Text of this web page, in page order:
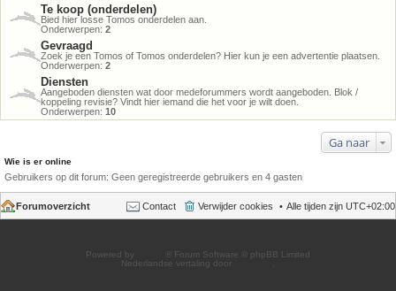
Te koop (onderdelen)
Bied hier losse Tomos onderdelen aan.
Onderwerpen: 2
Gevraagd
Zoek je een Tomos of Tomos onderdelen? Hier kun je een advertentie plaatsen.
Onderwerpen: 2
Diensten
Aangeboden diensten wat door medeforummers wordt aangeboden. Blok /
koppeling revisie? Vindt hier iemand die het voor je wilt doen.
Onderwerpen: 10
Ga naar
Wie is er online
Gebruikers op dit forum: Geen geregistreerde gebruikers en 4 gasten
Forumoverzicht Alle tijden zijn UTC+02:00
Verwijder cookies
Contact
Powered by
® Forum Software © phpBB Limited
Nederlandse vertaling door
.